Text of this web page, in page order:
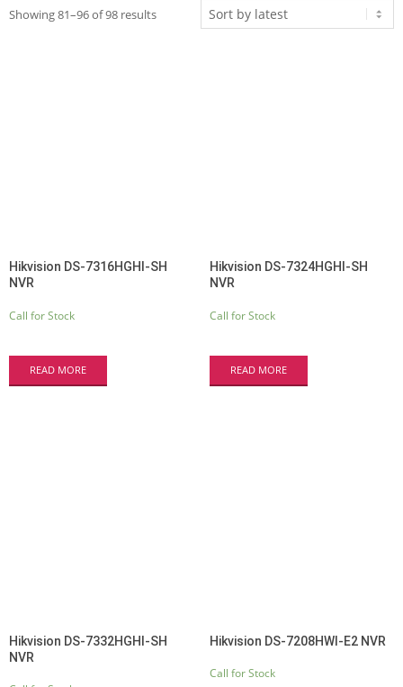
Showing 81–96 of 98 resultsSorted
Hikvision DS-7316HGHI-SH
NVR
Call for Stock
READ MORE
Hikvision DS-7324HGHI-SH
NVR
Call for Stock
READ MORE
Hikvision DS-7332HGHI-SH
NVR
Hikvision DS-7208HWI-E2 NVR
Call for Stock